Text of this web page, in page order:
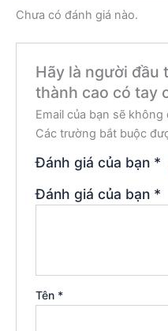
Chưa có đánh giá nào.
Hãy là người đầu
thành cao có tay
Email của bạn sẽ
Các trường bắt buộc
Đánh giá của bạn *
Đánh giá của bạn *
Tên *